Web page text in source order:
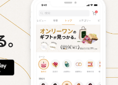
ワー・プリザーブドフラワーを同
ざいます。予めご了承くださ
します。